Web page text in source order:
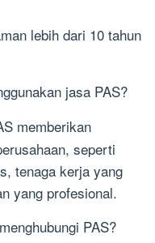
lebih dari 10 tahun
jasa PAS?
memberikan
seperti
tenaga kerja yang
yang profesional.
PAS?